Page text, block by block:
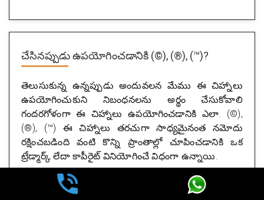
చేసినప్పుడు ఉపయోగించడానికి (©), (®), (™)?
తెలుసుకున్న ఉన్నప్పుడు అందువలన మేము ఈ చిహ్నాలు
ఉపయోగించుకుని నిబంధనలను అర్థం చేసుకోవాలి
గందరగోళంగా ఈ చిహ్నాలు ఉపయోగించడానికి ఎలా. (©),
(®), (™) ఈ చిహ్నాలు తరచుగా సాధ్యమైనంత నమోదు
రక్షించబడింది వంటి కొన్ని ప్రాంతాల్లో చూపించడానికి ఒక
ట్రేడ్మార్క్ లేదా కాపీరైట్ వినియోగించే విధంగా ఉన్నాయి.
(™) & TM
ట్రేడ్మార్క్ సాధారణంగా ఒక పేరు, పదం, చిహ్నం, చిత్రం,